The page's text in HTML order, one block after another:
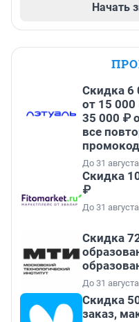
Начать
Скидка 6
от 15
35 000 ₽
все
До 31
Скидка
₽
До 31
Скидка
До 31
Скидка
заказ,